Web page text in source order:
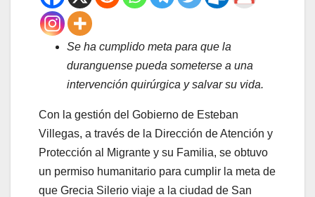
Se ha cumplido meta para que la
duranguense pueda someterse a una
intervención quirúrgica y salvar su vida.
Con la gestión del Gobierno de Esteban
Villegas, a través de la Dirección de Atención y
Protección al Migrante y su Familia, se obtuvo
un permiso humanitario para cumplir la meta de
que Grecia Silerio viaje a la ciudad de San